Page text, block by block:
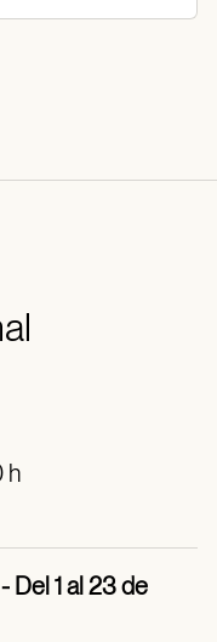
h
Del 1 al 23 de